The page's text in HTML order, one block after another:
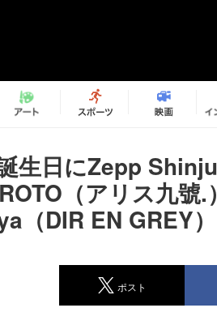
生日にZepp
（アリス九號.
（DIR EN GREY）
ポスト